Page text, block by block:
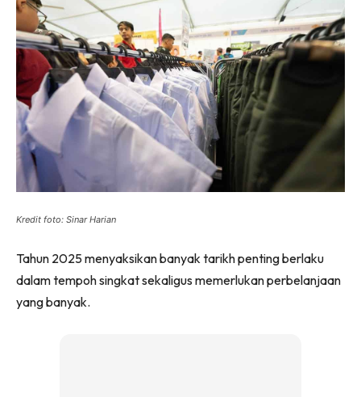
Kredit foto: Sinar Harian
Tahun 2025 menyaksikan banyak tarikh penting berlaku
dalam tempoh singkat sekaligus memerlukan perbelanjaan
yang banyak.